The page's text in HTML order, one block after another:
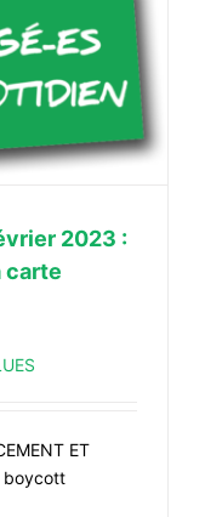
2023 :
carte
ET
boycott